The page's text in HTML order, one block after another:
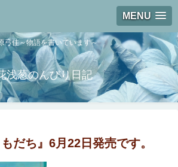
MENU
弓佳～物語を書いています～
浅葱のんびり日記
だち』6月22日発売です。